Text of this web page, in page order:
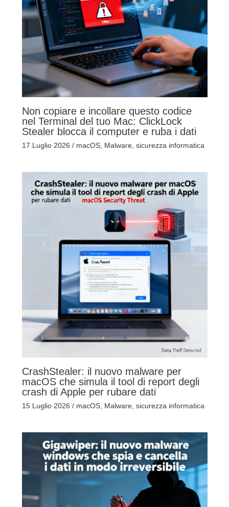
Non copiare e incollare questo codice
nel Terminal del tuo Mac: ClickLock
Stealer blocca il computer e ruba i dati
17 Luglio 2026 / macOS, Malware, sicurezza informatica
CrashStealer: il nuovo malware per
macOS che simula il tool di report degli
crash di Apple per rubare dati
15 Luglio 2026 / macOS, Malware, sicurezza informatica